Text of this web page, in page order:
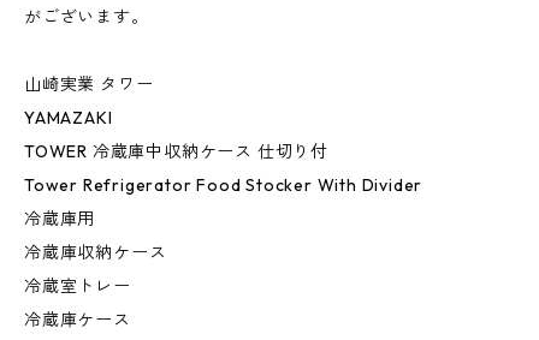
がございます。
山崎実業 タワー
YAMAZAKI
TOWER 冷蔵庫中収納ケース 仕切り付
Tower Refrigerator Food Stocker With Divider
冷蔵庫用
冷蔵庫収納ケース
冷蔵室トレー
冷蔵庫ケース